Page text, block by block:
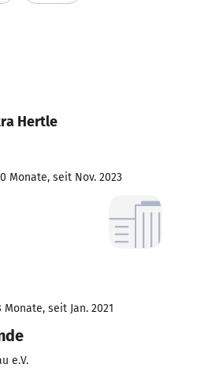
Hertle
Monate, seit Nov. 2023
Monate, seit Jan. 2021
e.V.